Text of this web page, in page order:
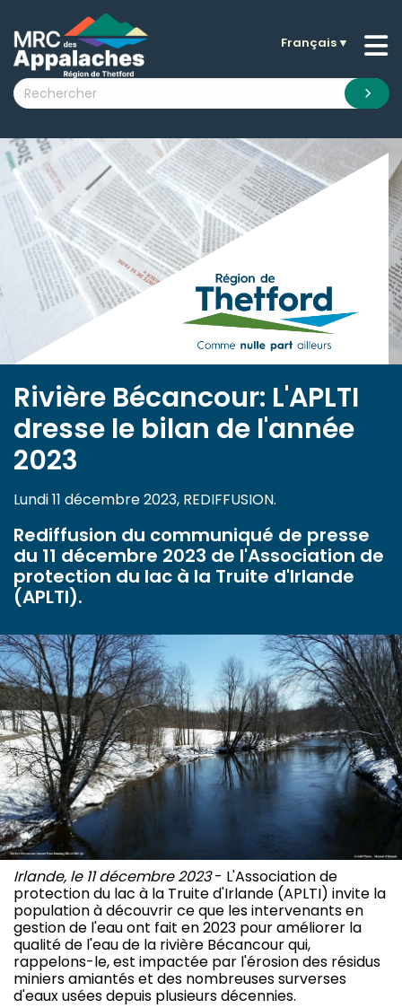
submenu (La MRC )
submenu (Citoyens )
submenu (Visiteurs )
submenu (Nouvelles )
submenu (Documentation )
Français▼
Rivière Bécancour: L'APLTI
dresse le bilan de l'année
2023
Lundi 11 décembre 2023, REDIFFUSION.
Rediffusion du communiqué de presse
du 11 décembre 2023 de l'Association de
protection du lac à la Truite d'Irlande
(APLTI).
Irlande, le 11 décembre 2023- L'Association de
protection du lac à la Truite d'Irlande (APLTI) invite la
population à découvrir ce que les intervenants en
gestion de l'eau ont fait en 2023 pour améliorer la
qualité de l'eau de la rivière Bécancour qui,
rappelons-le, est impactée par l'érosion des résidus
miniers amiantés et des nombreuses surverses
d'eaux usées depuis plusieurs décennies.